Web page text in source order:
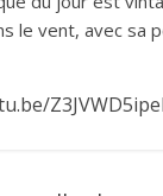
le vent, avec sa